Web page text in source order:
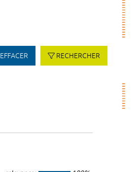
EFFACER RECHERCHER